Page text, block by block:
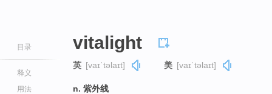
目录
释义
用法
vitalight
英 [vaɪˈtəlaɪt] 美 [vaɪˈtəlaɪt]
n. 紫外线